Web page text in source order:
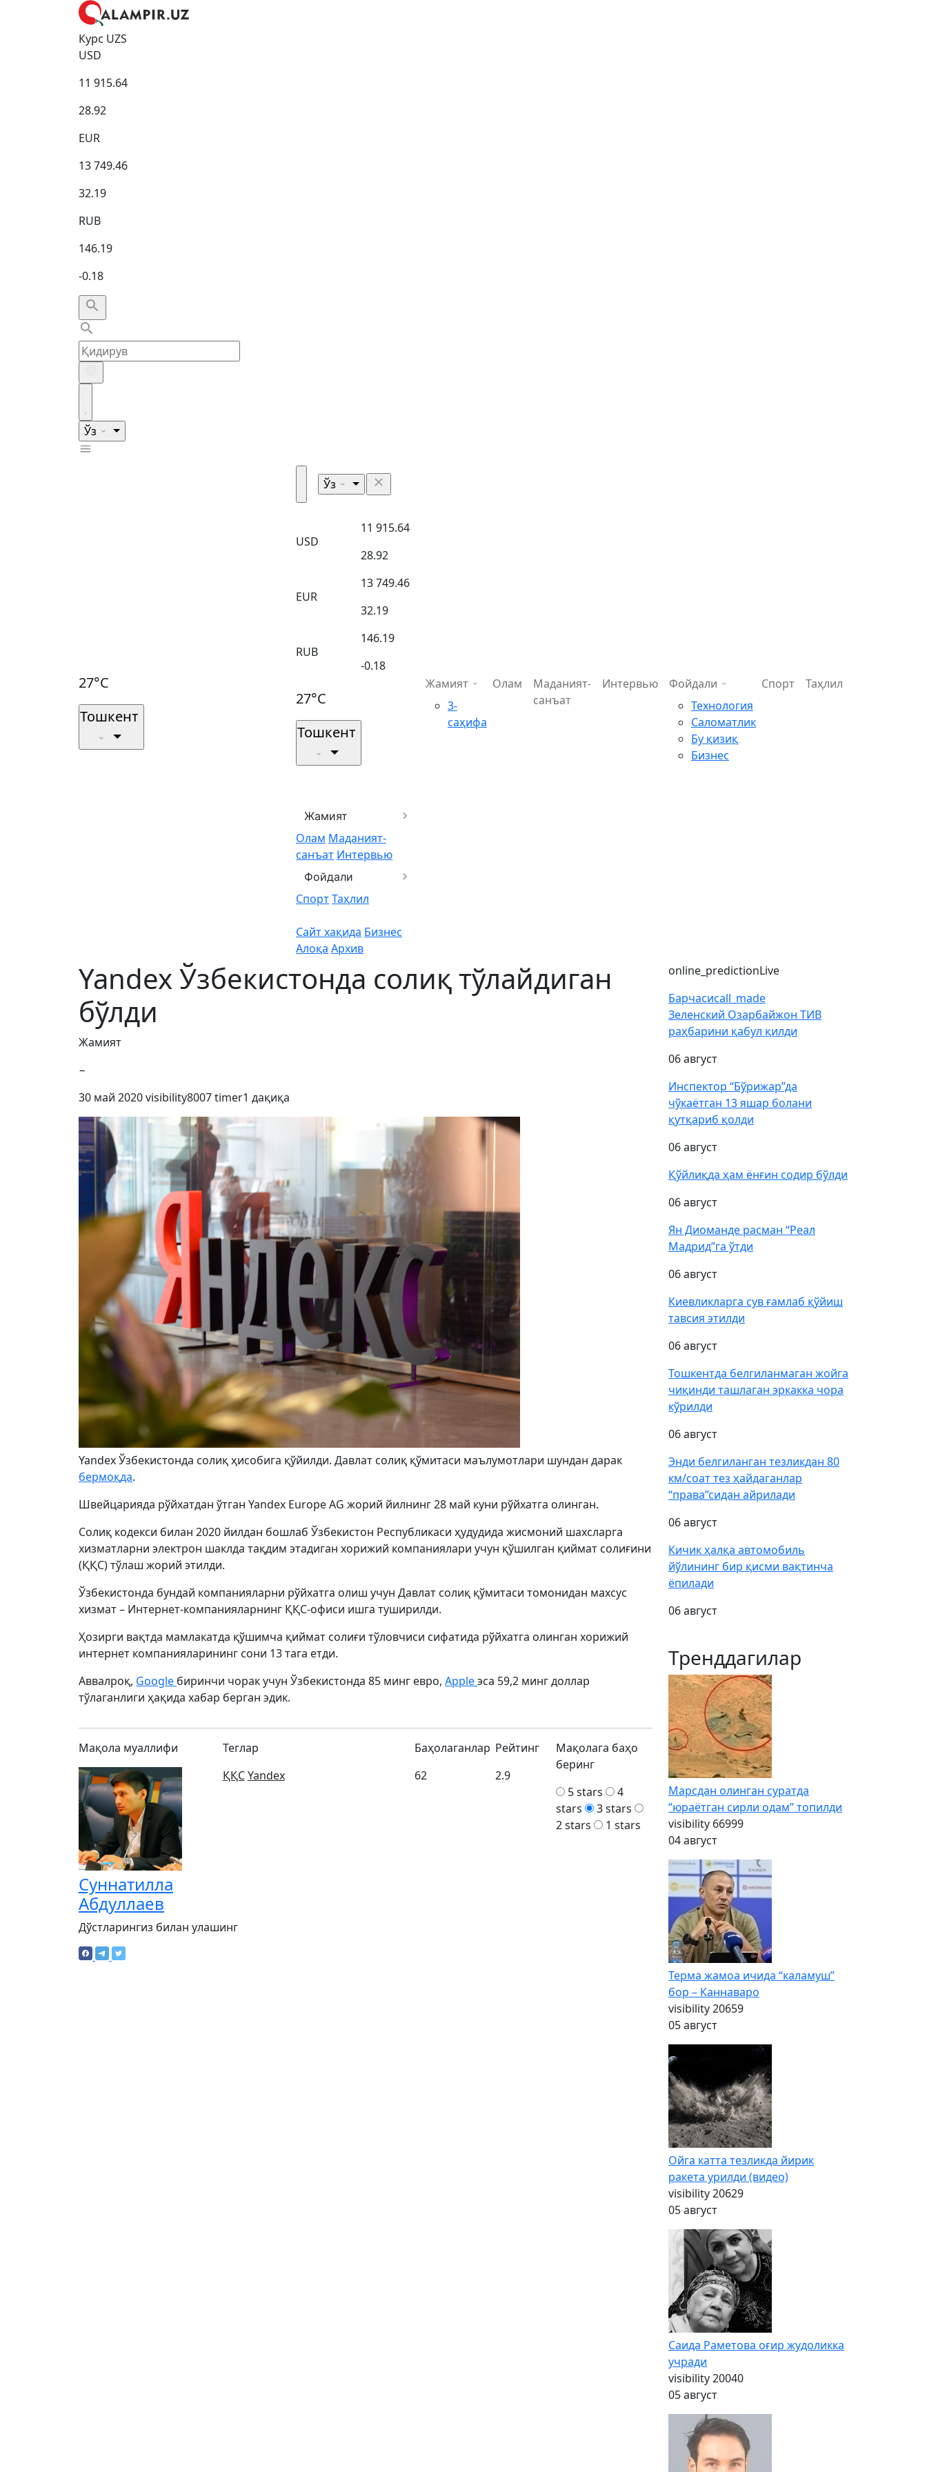
Курс UZS
USD
11 915.64
28.92
EUR
13 749.46
32.19
RUB
146.19
-0.18
Ўз
27°C
Тошкент
Ўз
USD
11 915.64
28.92
EUR
13 749.46
32.19
RUB
146.19
-0.18
27°C
Тошкент
Жамият
Олам Маданият-
санъат Интервью
Фойдали
СпортТаҳлил
Сайт хақида Бизнес
Алоқа Архив
Жамият
3-
саҳифа
Олам
Маданият-
санъат
Интервью
Фойдали
Технология
Саломатлик
Бу қизиқ
Бизнес
Спорт Таҳлил
Yandex Ўзбекистонда солиқ тўлайдиган
бўлди
Жамият
−
30 май 2020visibility8007timer1 дақиқа
Yandex Ўзбекистонда солиқ ҳисобига қўйилди. Давлат солиқ қўмитаси маълумотлари шундан дарак
бермоқда.
Швейцарияда рўйхатдан ўтган Yandex Europe AG жорий йилнинг 28 май куни рўйхатга олинган.
Солиқ кодекси билан 2020 йилдан бошлаб Ўзбекистон Республикаси ҳудудида жисмоний шахсларга
хизматларни электрон шаклда тақдим этадиган хорижий компаниялари учун қўшилган қиймат солиғини
(ҚҚС) тўлаш жорий этилди.
Ўзбекистонда бундай компанияларни рўйхатга олиш учун Давлат солиқ қўмитаси томонидан махсус
хизмат – Интернет-компанияларнинг ҚҚС-офиси ишга туширилди.
Ҳозирги вақтда мамлакатда қўшимча қиймат солиғи тўловчиси сифатида рўйхатга олинган хорижий
интернет компанияларининг сони 13 тага етди.
Аввалроқ, Google биринчи чорак учун Ўзбекистонда 85 минг евро, Appleэса 59,2 минг доллар
тўлаганлиги ҳақида хабар берган эдик.
Мақола муаллифи
Суннатилла
Абдуллаев
Теглар
ҚҚСYandex
Баҳолаганлар
62
Рейтинг
2.9
Мақолага баҳо
беринг
5 stars
4
stars
3 stars
2 stars
1 stars
Дўстларингиз билан улашинг
online_predictionLive
Барчасиcall_made
Зеленский Озарбайжон ТИВ
раҳбарини қабул қилди
06 август
Инспектор “Бўрижар”да
чўкаётган 13 яшар болани
қутқариб қолди
06 август
Қўйлиқда ҳам ёнғин содир бўлди
06 август
Ян Диоманде расман “Реал
Мадрид”га ўтди
06 август
Киевликларга сув ғамлаб қўйиш
тавсия этилди
06 август
Тошкентда белгиланмаган жойга
чиқинди ташлаган эркакка чора
кўрилди
06 август
Энди белгиланган тезликдан 80
км/соат тез ҳайдаганлар
“права”сидан айрилади
06 август
Кичик ҳалқа автомобиль
йўлининг бир қисми вақтинча
ёпилади
06 август
Тренддагилар
Марсдан олинган суратда
“юраётган сирли одам” топилди
visibility 66999
04 август
Терма жамоа ичида “каламуш”
бор – Каннаваро
visibility20659
05 август
Ойга катта тезликда йирик
ракета урилди (видео)
visibility20629
05 август
Саида Раметова оғир жудоликка
учради
visibility20040
05 август